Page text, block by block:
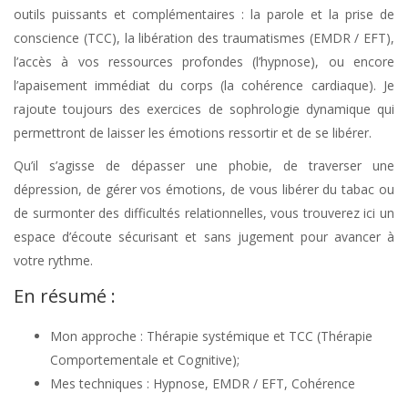
outils puissants et complémentaires : la parole et la prise de
conscience (TCC), la libération des traumatismes (EMDR / EFT),
l’accès à vos ressources profondes (l’hypnose), ou encore
l’apaisement immédiat du corps (la cohérence cardiaque). Je
rajoute toujours des exercices de sophrologie dynamique qui
permettront de laisser les émotions ressortir et de se libérer.
Qu’il s’agisse de dépasser une phobie, de traverser une
dépression, de gérer vos émotions, de vous libérer du tabac ou
de surmonter des difficultés relationnelles, vous trouverez ici un
espace d’écoute sécurisant et sans jugement pour avancer à
votre rythme.
En résumé :
Mon approche : Thérapie systémique et TCC (Thérapie
Comportementale et Cognitive);
Mes techniques : Hypnose, EMDR / EFT, Cohérence